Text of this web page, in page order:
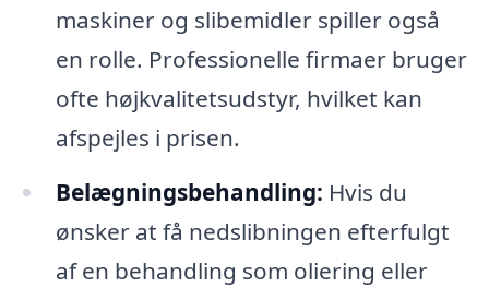
maskiner og slibemidler spiller også
en rolle. Professionelle firmaer bruger
ofte højkvalitetsudstyr, hvilket kan
afspejles i prisen.
Belægningsbehandling: Hvis du
ønsker at få nedslibningen efterfulgt
af en behandling som oliering eller